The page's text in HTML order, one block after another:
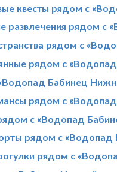
квесты рядом с
развлечения рядом с
рядом с
рядом с
Бабинец
рядом с
с «Водопад
рядом с «Водопад
рядом с